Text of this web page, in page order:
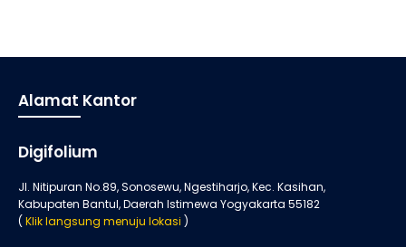
Alamat Kantor
Digifolium
Jl. Nitipuran No.89, Sonosewu, Ngestiharjo, Kec. Kasihan,
Kabupaten Bantul, Daerah Istimewa Yogyakarta 55182
( Klik langsung menuju lokasi )